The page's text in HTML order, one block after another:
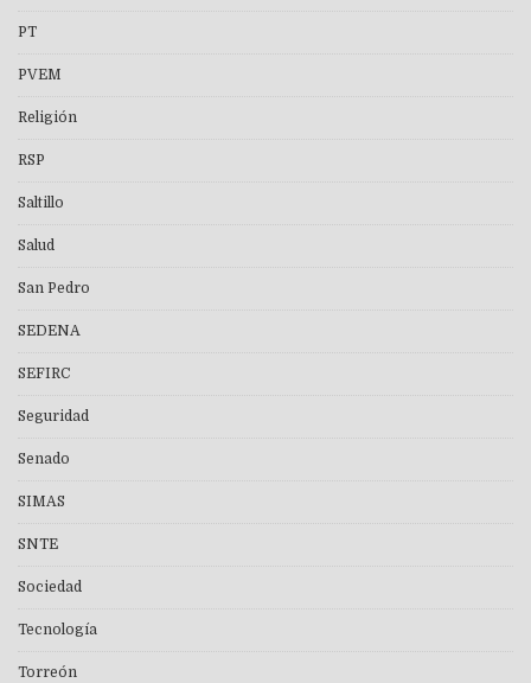
PT
PVEM
Religión
RSP
Saltillo
Salud
San Pedro
SEDENA
SEFIRC
Seguridad
Senado
SIMAS
SNTE
Sociedad
Tecnología
Torreón